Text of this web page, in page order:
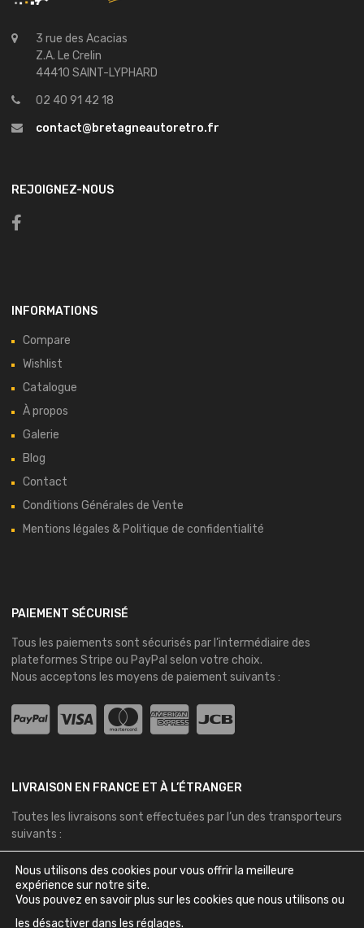
3 rue des Acacias
Z.A. Le Crelin
44410 SAINT-LYPHARD
02 40 91 42 18
contact@bretagneautoretro.fr
REJOIGNEZ-NOUS
INFORMATIONS
Compare
Wishlist
Catalogue
À propos
Galerie
Blog
Contact
Conditions Générales de Vente
Mentions légales & Politique de confidentialité
PAIEMENT SÉCURISÉ
Tous les paiements sont sécurisés par l’intermédiaire des
plateformes Stripe ou PayPal selon votre choix.
Nous acceptons les moyens de paiement suivants :
LIVRAISON EN FRANCE ET À L’ÉTRANGER
Toutes les livraisons sont effectuées par l’un des transporteurs
suivants :
Nous utilisons des cookies pour vous offrir la meilleure
expérience sur notre site.
Vous pouvez en savoir plus sur les cookies que nous utilisons ou
les désactiver dans les réglages.